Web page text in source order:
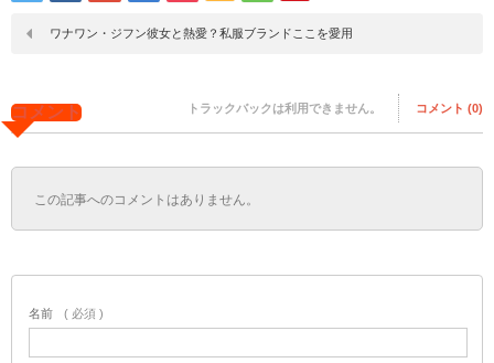
ワナワン・ジフン彼女と熱愛？私服ブランドここを愛用
コメント トラックバックは利用できません。 コメント (0)
この記事へのコメントはありません。
名前 ( 必須 )